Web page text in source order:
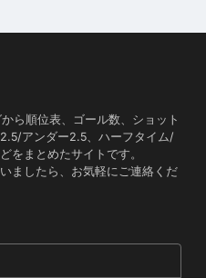
ら順位表、ゴール数、ショット
アンダー2.5、ハーフタイム/
をまとめたサイトです。
ましたら、お気軽にご連絡くだ